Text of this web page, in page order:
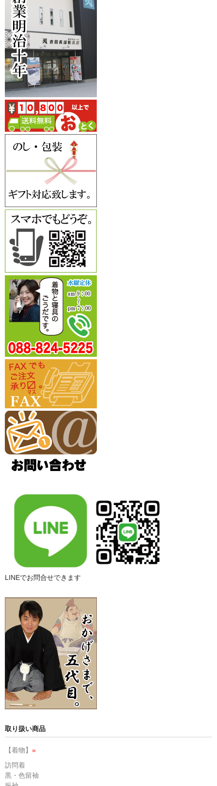
LINEでお問合せできます
取り扱い商品
【着物】 »
訪問着
黒・色留袖